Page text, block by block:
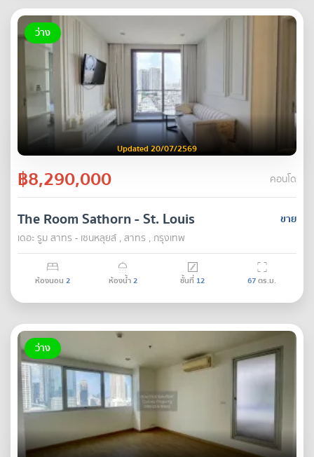
ว่าง
Updated 20/07/2569
฿8,290,000 คอนโด
ขาย
The Room Sathorn - St. Louis
เดอะ รูม สาทร - เซนหลุยส์ , สาทร , กรุงเทพ
ห้องนอน 2 ห้องน้ำ2 ชั้นที่ 12 67ตร.ม.
ว่าง